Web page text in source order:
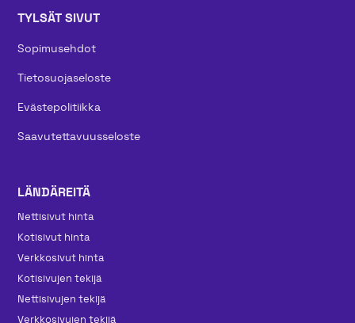
TYLSÄT SIVUT
Sopimusehdot
Tietosuojaseloste
Evästepolitiikka
Saavutettavuusseloste
LÄNDÄREITÄ
Nettisivut hinta
Kotisivut hinta
Verkkosivut hinta
Kotisivujen tekijä
Nettisivujen tekijä
Verkkosivujen tekijä